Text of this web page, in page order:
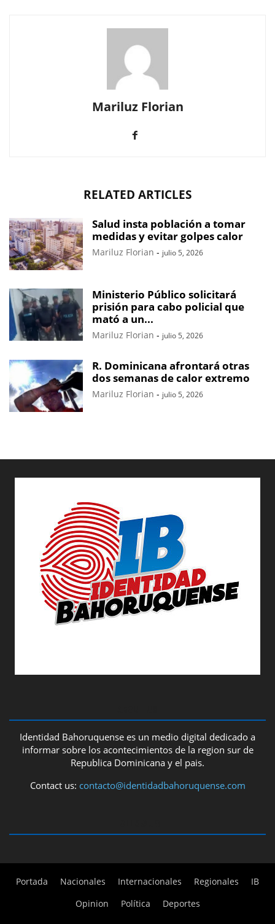
Mariluz Florian
RELATED ARTICLES
Salud insta población a tomar
medidas y evitar golpes calor
Mariluz Florian - julio 5, 2026
Ministerio Público solicitará
prisión para cabo policial que
mató a un...
Mariluz Florian - julio 5, 2026
R. Dominicana afrontará otras
dos semanas de calor extremo
Mariluz Florian - julio 5, 2026
Identidad Bahoruquense es un medio digital dedicado a
informar sobre los acontecimientos de la region sur de
Republica Dominicana y el pais.
Contact us: contacto@identidadbahoruquense.com
Portada Nacionales Internacionales Regionales
IB
Opinion
Política Deportes